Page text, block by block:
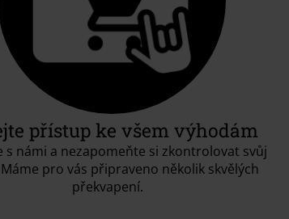
přístup ke všem výhodám
s námi a nezapomeňte si zkontrolovat svůj
pro vás připraveno několik skvělých
překvapení.